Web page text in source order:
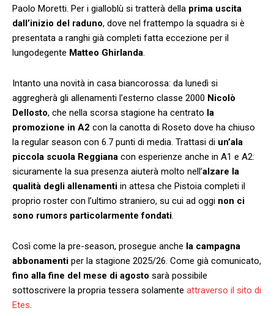
Paolo Moretti. Per i gialloblù si tratterà della prima uscita
dall’inizio del raduno, dove nel frattempo la squadra si è
presentata a ranghi già completi fatta eccezione per il
lungodegente Matteo Ghirlanda.
Intanto una novità in casa biancorossa: da lunedì si
aggregherà gli allenamenti l’esterno classe 2000 Nicolò
Dellosto, che nella scorsa stagione ha centrato la
promozione in A2 con la canotta di Roseto dove ha chiuso
la regular season con 6.7 punti di media. Trattasi di un’ala
piccola scuola Reggiana con esperienze anche in A1 e A2:
sicuramente la sua presenza aiuterà molto nell’alzare la
qualità degli allenamenti in attesa che Pistoia completi il
proprio roster con l’ultimo straniero, su cui ad oggi non ci
sono rumors particolarmente fondati.
Così come la pre-season, prosegue anche la campagna
abbonamenti per la stagione 2025/26. Come già comunicato,
fino alla fine del mese di agosto sarà possibile
sottoscrivere la propria tessera solamente attraverso il sito di
Etes.